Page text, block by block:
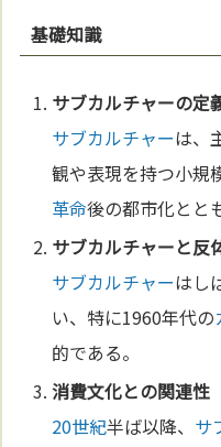
基礎知識
サブカルチャーの定
サブカルチャーは、
観や表現を持つ小規
革命後の都市化とと
サブカルチャーと反
サブカルチャーはし
い、特に1960年代の
的である。
消費文化との関連性
20世紀半ば以降、 サ